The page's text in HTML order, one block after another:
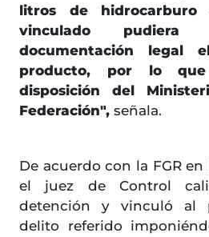
litros de
vinculado pudiera
documentación legal
producto, por lo
disposición del
Federación", señala.
De acuerdo con la FGR
el juez de Control
detención y vinculó al
delito referido